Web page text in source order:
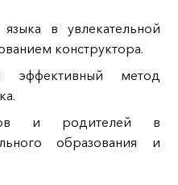
в увлекательной
конструктора.
эффективный метод
и родителей в
образования и